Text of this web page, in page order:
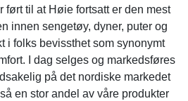
ført til at Høie fortsatt er den mest
innen sengetøy, dyner, puter og
i folks bevissthet som synonymt
I dag selges og markedsføres
på det nordiske markedet
en stor andel av våre produkter